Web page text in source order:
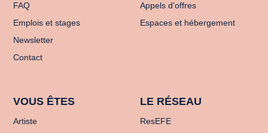
FAQ
Emplois et stages
Newsletter
Contact
Appels d'offres
Espaces et hébergement
VOUS ÊTES
Artiste
LE RÉSEAU
ResEFE